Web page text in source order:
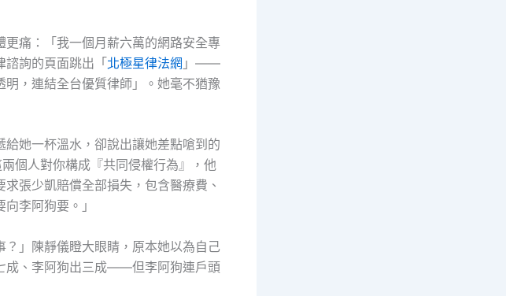
痛：「我一個月薪六萬的網路安全專
諮詢的頁面跳出「北極星律法網 」——
，連結全台優質律師」。她毫不猶豫
她一杯溫水，卻說出讓她差點嗆到的
個人對你構成『共同侵權行為』，他
張少凱賠償全部損失，包含醫療費、
李阿狗要。」
？」陳靜儀瞪大眼睛，原本她以為自己
成、李阿狗出三成——但李阿狗連戶頭